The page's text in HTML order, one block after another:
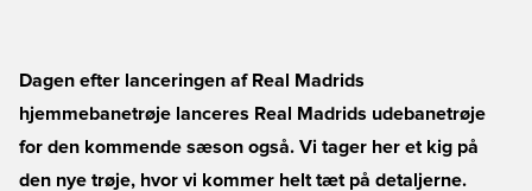
Dagen efter lanceringen af Real Madrids
hjemmebanetrøje lanceres Real Madrids udebanetrøje
for den kommende sæson også. Vi tager her et kig på
den nye trøje, hvor vi kommer helt tæt på detaljerne.